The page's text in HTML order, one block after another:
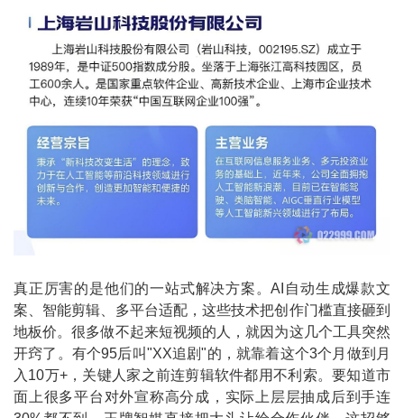
真正厉害的是他们的一站式解决方案。AI自动生成爆款文
案、智能剪辑、多平台适配，这些技术把创作门槛直接砸到
地板价。很多做不起来短视频的人，就因为这几个工具突然
开窍了。有个95后叫"XX追剧"的，就靠着这个3个月做到月
入10万+，关键人家之前连剪辑软件都用不利索。要知道市
面上很多平台对外宣称高分成，实际上层层抽成后到手连